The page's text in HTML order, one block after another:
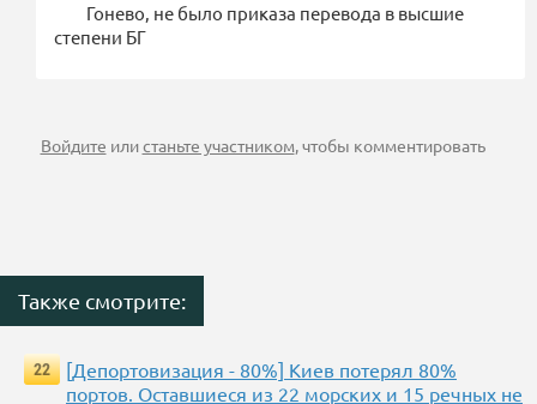
Гонево, не было приказа перевода в высшие
степени БГ
Войдите илистаньте участником, чтобы комментировать
Также смотрите:
22
[Депортовизация - 80%] Киев потерял 80%
портов. Оставшиеся из 22 морских и 15 речных не